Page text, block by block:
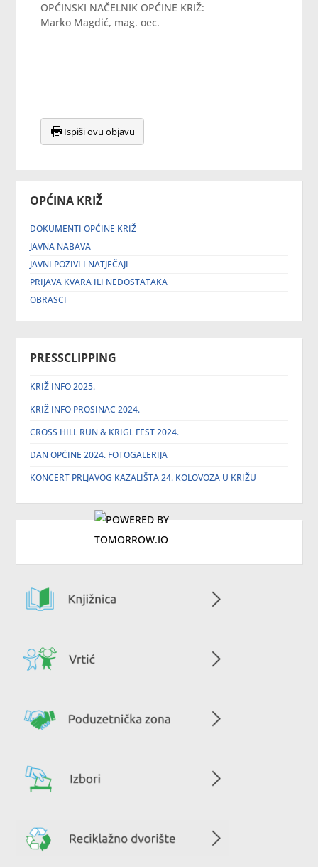
OPĆINA KRIŽ
DOKUMENTI OPĆINE KRIŽ
JAVNA NABAVA
JAVNI POZIVI I NATJEČAJI
PRIJAVA KVARA ILI NEDOSTATAKA
OBRASCI
PRESSCLIPPING
KRIŽ INFO 2025.
KRIŽ INFO PROSINAC 2024.
CROSS HILL RUN & KRIGL FEST 2024.
DAN OPĆINE 2024. FOTOGALERIJA
KONCERT PRLJAVOG KAZALIŠTA 24. KOLOVOZA U KRIŽU
OPĆINSKI NAČELNIK OPĆINE KRIŽ:
Marko Magdić, mag. oec.
Ispiši ovu objavu